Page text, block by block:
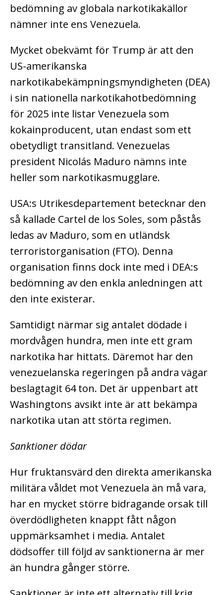
bedömning av globala narkotikakällor
nämner inte ens Venezuela.
Mycket obekvämt för Trump är att den
US-amerikanska
narkotikabekämpningsmyndigheten (DEA)
i sin nationella narkotikahotbedömning
för 2025 inte listar Venezuela som
kokainproducent, utan endast som ett
obetydligt transitland. Venezuelas
president Nicolás Maduro nämns inte
heller som narkotikasmugglare.
USA:s Utrikesdepartement betecknar den
så kallade Cartel de los Soles, som påstås
ledas av Maduro, som en utländsk
terroristorganisation (FTO). Denna
organisation finns dock inte med i DEA:s
bedömning av den enkla anledningen att
den inte existerar.
Samtidigt närmar sig antalet dödade i
mordvågen hundra, men inte ett gram
narkotika har hittats. Däremot har den
venezuelanska regeringen på andra vägar
beslagtagit 64 ton. Det är uppenbart att
Washingtons avsikt inte är att bekämpa
narkotika utan att störta regimen.
Sanktioner dödar
Hur fruktansvärd den direkta amerikanska
militära våldet mot Venezuela än må vara,
har en mycket större bidragande orsak till
överdödligheten knappt fått någon
uppmärksamhet i media. Antalet
dödsoffer till följd av sanktionerna är mer
än hundra gånger större.